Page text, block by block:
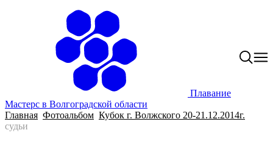
Плавание
Мастерс в Волгоградской области
Главная Фотоальбом Кубок г. Волжского 20-21.12.2014г.
судьи